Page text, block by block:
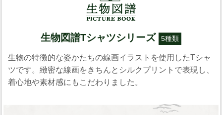
生物図譜Tシャツシリーズ 5種類
生物の特徴的な姿かたちの線画イラストを使用したTシャ
ツです。緻密な線画をきちんとシルクプリントで表現し、
着心地や素材感にもこだわりました。